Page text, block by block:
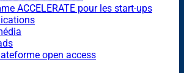
ACCELERATE pour les start-ups
open access